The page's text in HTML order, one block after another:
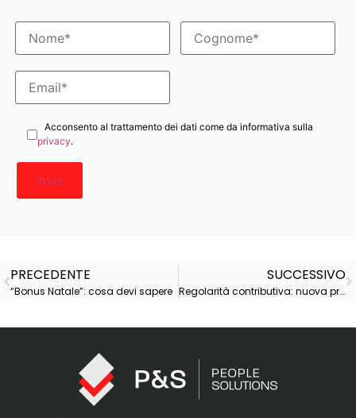
Acconsento al trattamento dei dati come da informativa sulla
privacy.
PRECEDENTE
“Bonus Natale”: cosa devi sapere
SUCCESSIVO
Regolarità contributiva: nuova procedura Ve.R.A. e Simulazione DURC